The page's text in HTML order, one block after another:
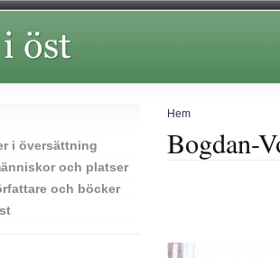
Hem
Bogdan-
i översättning
och platser
och böcker